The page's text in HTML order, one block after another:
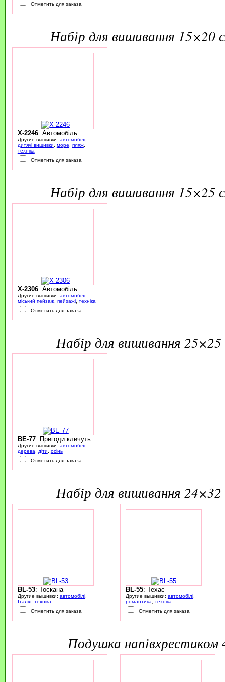
Отметить для заказа
набір для вишивання
X-2246: Автомобіль
Другие вышивки: автомобілі,
дитячі вишивки
море пляж,
техніка
Отметить для заказа
набір для вишивання
X-2306: Автомобіль
Другие вышивки: автомобілі,
міський пейзаж, пейзажі, техніка
Отметить для заказа
набір для вишивання 25×25
BE-77: Пригоди кличуть
Другие вышивки: автомобілі,
дерева, діти, осінь
Отметить для заказа
набір для вишивання 24×32
BL-53: Тоскана
Другие вышивки: автомобілі,
Італія, техніка
Отметить для заказа
BL-55: Техас
Другие вышивки: автомобілі,
романтика
техніка
Отметить для заказа
подушка